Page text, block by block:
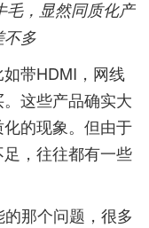
毛，显然同质化产
不多
带HDMI，网线
这些产品确实大
的现象。但由于
，往往都有一些
那个问题，很多